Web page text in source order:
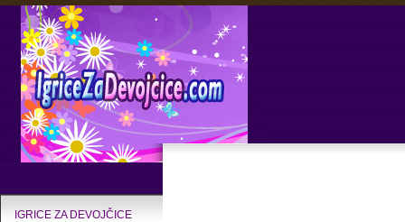
IGRICE ZA DEVOJČICE